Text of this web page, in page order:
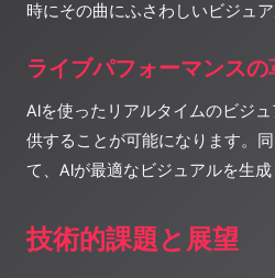
時にその曲にふさわしいビジュ
ライブパフォーマンスの
AIを使ったリアルタイムのビジ
供することが可能になります。
て、AIが最適なビジュアルを生成
技術的課題と展望